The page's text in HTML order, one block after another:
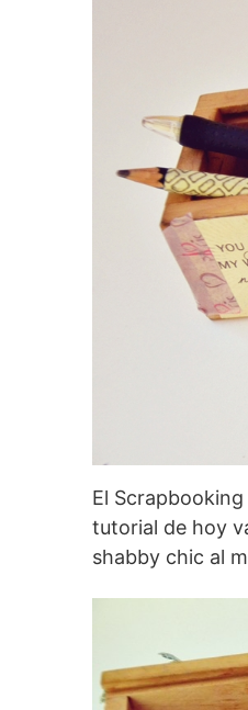
El
tutorial de hoy
shabby chic al